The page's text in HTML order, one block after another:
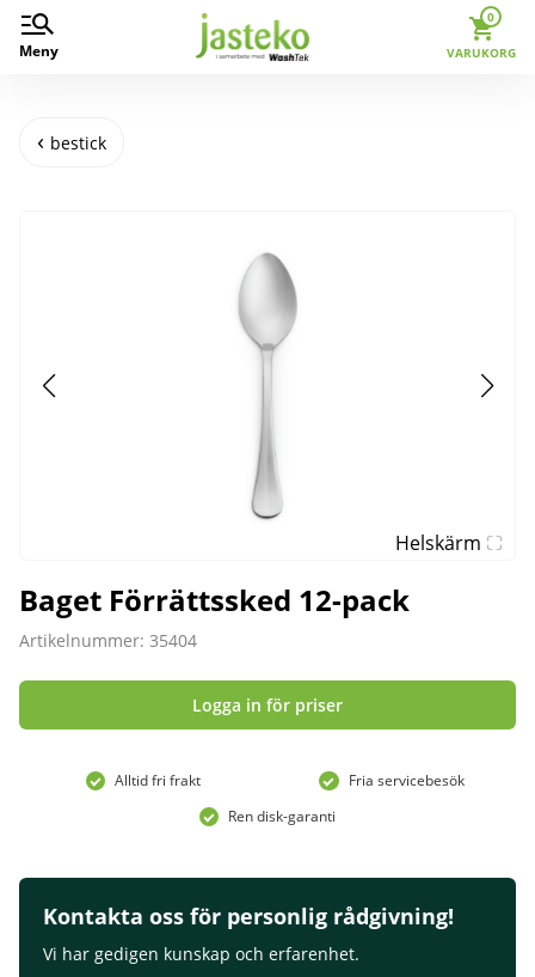
Meny
0
VARUKORG
bestick
Helskärm
Baget Förrättssked 12-pack
Artikelnummer: 35404
Logga in för priser
Alltid fri frakt
Fria servicebesök
Ren disk-garanti
Kontakta oss för personlig rådgivning!
Vi har gedigen kunskap och erfarenhet.